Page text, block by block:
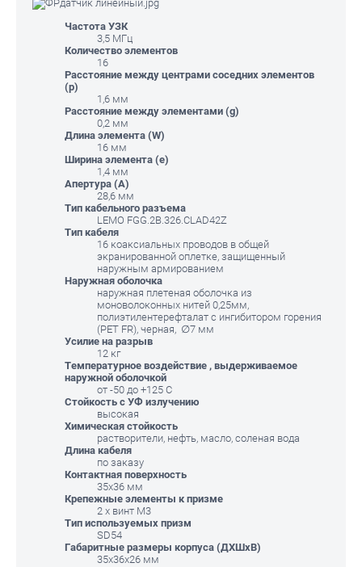
Частота УЗК
3,5 МГц
Количество элементов
16
Расстояние между центрами соседних элементов
(р)
1,6 мм
Расстояние между элементами (g)
0,2 мм
Длина элемента (W)
16 мм
Ширина элемента (e)
1,4 мм
Апертура (A)
28,6 мм
Тип кабельного разъема
LEMO FGG.2B.326.CLAD42Z
Тип кабеля
16 коаксиальных проводов в общей
экранированной оплетке, защищенный
наружным армированием
Наружная оболочка
наружная плетеная оболочка из
моноволоконных нитей 0,25мм,
полиэтилентерефталат с ингибитором горения
(PET FR), черная, ∅7 мм
Усилие на разрыв
12 кг
Температурное воздействие , выдерживаемое
наружной оболочкой
от -50 до +125 С
Стойкость с УФ излучению
высокая
Химическая стойкость
растворители, нефть, масло, соленая вода
Длина кабеля
по заказу
Контактная поверхность
35х36 мм
Крепежные элементы к призме
2 х винт М3
Тип используемых призм
SD54
Габаритные размеры корпуса (ДХШхВ)
35х36х26 мм